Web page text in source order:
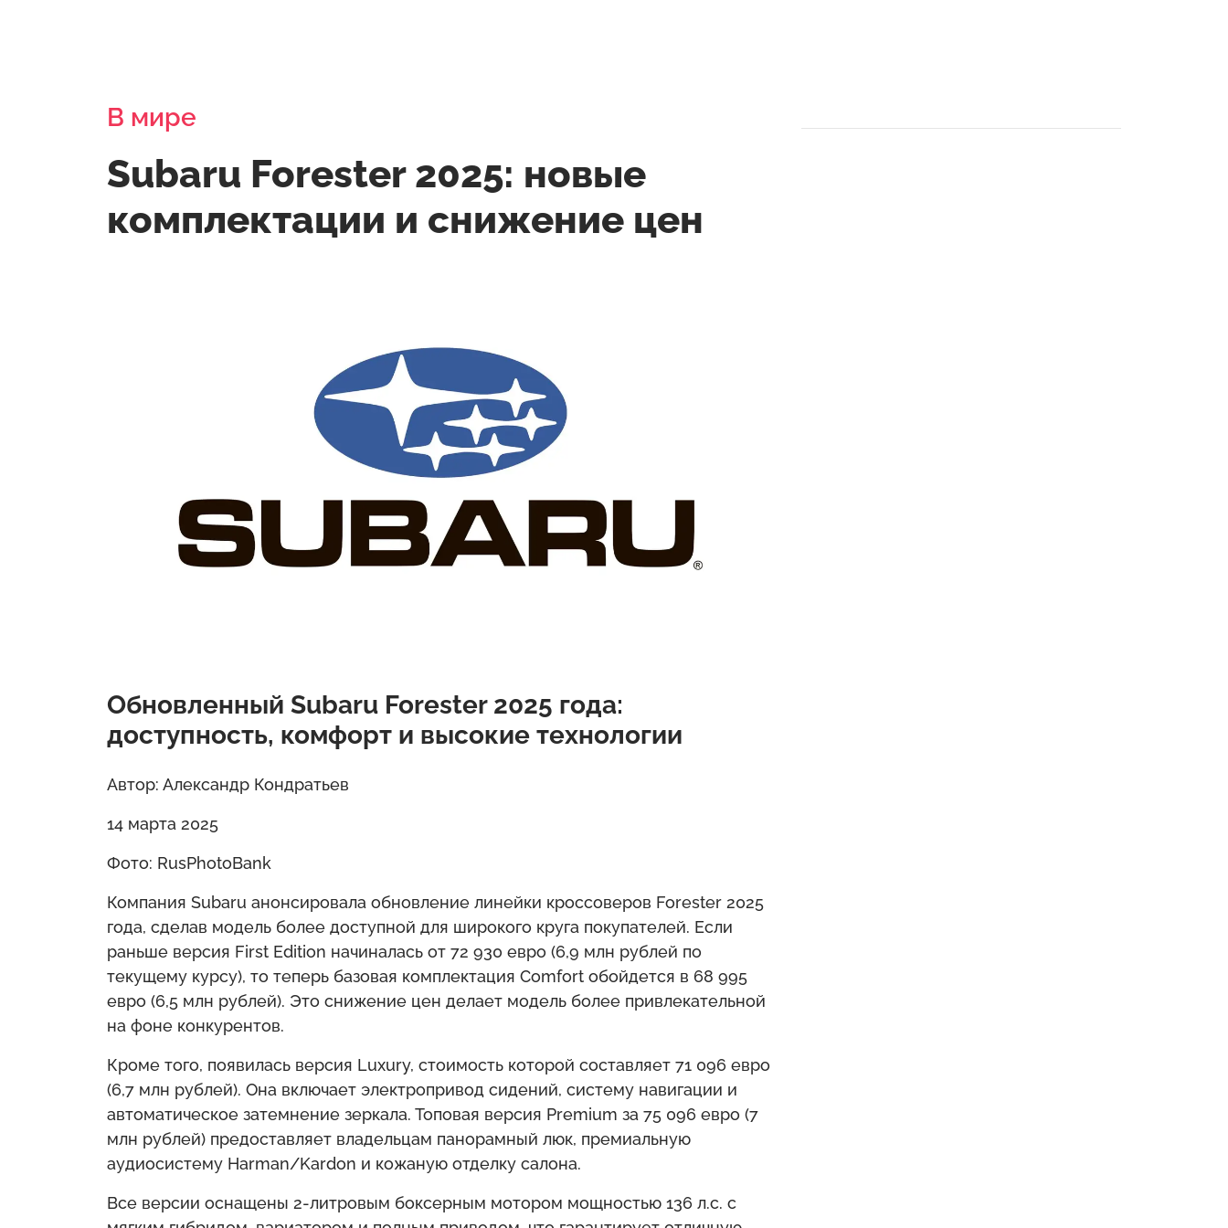
В мире
Subaru Forester 2025: новые
комплектации и снижение цен
Обновленный Subaru Forester 2025 года:
доступность, комфорт и высокие технологии
Автор: Александр Кондратьев
14 марта 2025
Фото: RusPhotoBank
Компания Subaru анонсировала обновление линейки кроссоверов Forester 2025
года, сделав модель более доступной для широкого круга покупателей. Если
раньше версия First Edition начиналась от 72 930 евро (6,9 млн рублей по
текущему курсу), то теперь базовая комплектация Comfort обойдется в 68 995
евро (6,5 млн рублей). Это снижение цен делает модель более привлекательной
на фоне конкурентов.
Кроме того, появилась версия Luxury, стоимость которой составляет 71 096 евро
(6,7 млн рублей). Она включает электропривод сидений, систему навигации и
автоматическое затемнение зеркала. Топовая версия Premium за 75 096 евро (7
млн рублей) предоставляет владельцам панорамный люк, премиальную
аудиосистему Harman/Kardon и кожаную отделку салона.
Все версии оснащены 2-литровым боксерным мотором мощностью 136 л.с. с